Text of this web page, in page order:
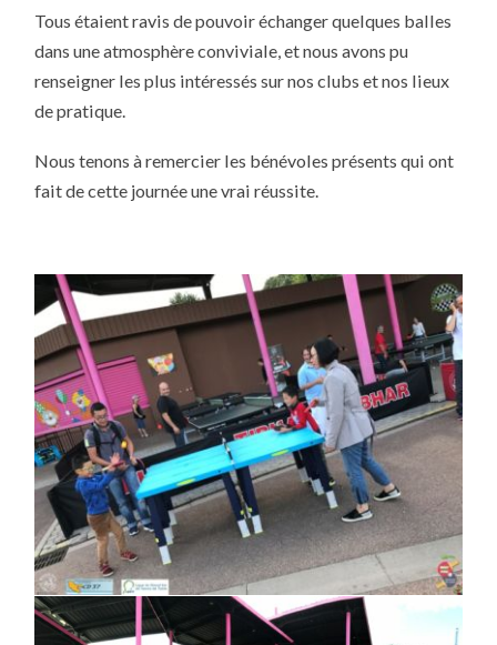
Tous étaient ravis de pouvoir échanger quelques balles
dans une atmosphère conviviale, et nous avons pu
renseigner les plus intéressés sur nos clubs et nos lieux
de pratique.
Nous tenons à remercier les bénévoles présents qui ont
fait de cette journée une vrai réussite.